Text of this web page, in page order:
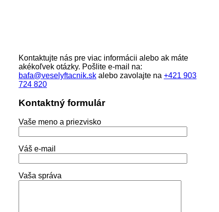
Kontaktujte nás pre viac informácii alebo ak máte
akékoľvek otázky. Pošlite e-mail na:
bafa@veselyftacnik.sk alebo zavolajte na +421 903
724 820
Kontaktný formulár
Vaše meno a priezvisko
Váš e-mail
Please leave this field empty.
Vaša správa